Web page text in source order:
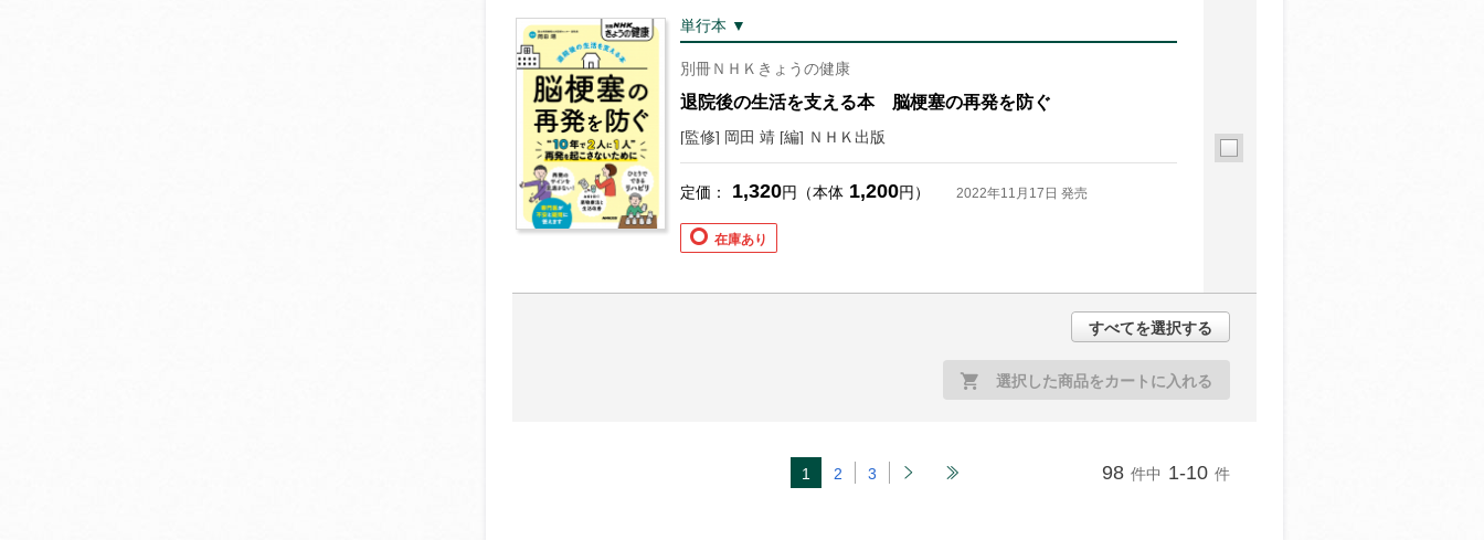
単行本 ▼
別冊ＮＨＫきょうの健康
退院後の生活を支える本 脳梗塞の再発を防ぐ
[監修] 岡田 靖 [編] ＮＨＫ出版
定価： 1,320円（本体 1,200円） 2022年11月17日 発売
在庫あり
すべてを選択する
選択した商品をカートに入れる
1 2 3 98 件中 1-10 件